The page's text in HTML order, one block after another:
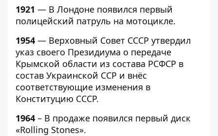
1921 — В Лондоне появился первый
полицейский патруль на мотоцикле.
1954 — Верховный Совет СССР утвердил
указ своего Президиума о передаче
Крымской области из состава РСФСР в
состав Украинской ССР и внёс
соответствующие изменения в
Конституцию СССР.
1964 – В продаже появился первый диск
«Rolling Stones».